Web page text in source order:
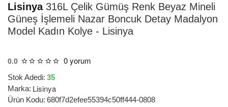
Lisinya316L Çelik Gümüş Renk Beyaz Mineli
Güneş İşlemeli Nazar Boncuk Detay Madalyon
Model Kadın Kolye - Lisinya
0.0 0 yorum
Stok Adedi: 35
Marka: Lisinya
Ürün Kodu: 680f7d2efee55394c50ff444-0808